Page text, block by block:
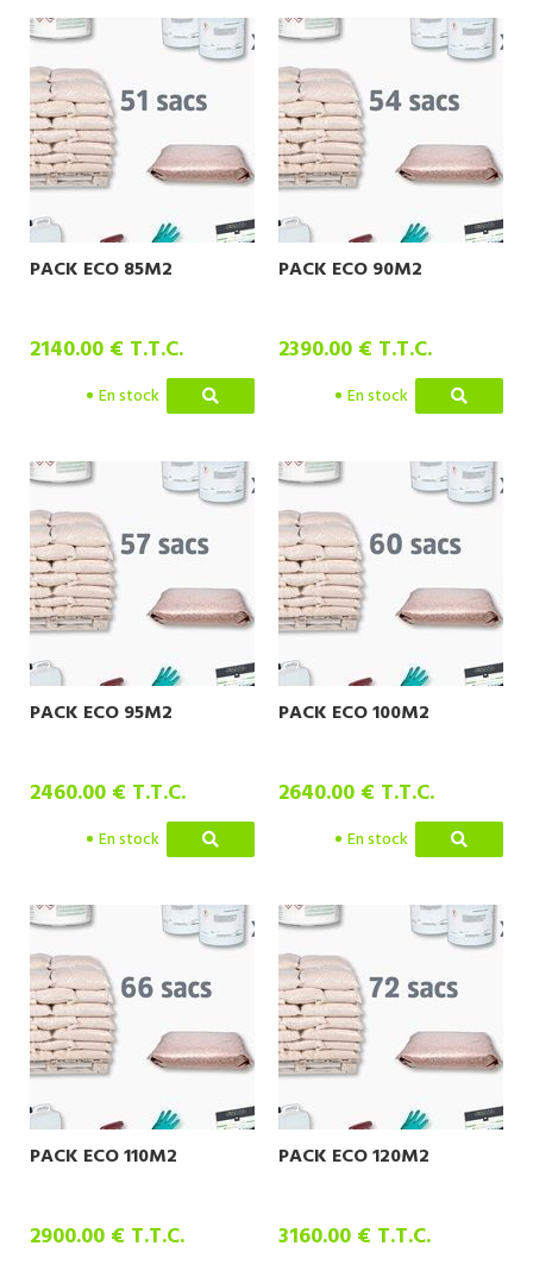
PACK ECO 85M2
2140.00 € T.T.C.
En stock
PACK ECO 90M2
2390.00 € T.T.C.
En stock
PACK ECO 95M2
2460.00 € T.T.C.
En stock
PACK ECO 100M2
2640.00 € T.T.C.
En stock
PACK ECO 110M2
2900.00 € T.T.C.
PACK ECO 120M2
3160.00 € T.T.C.